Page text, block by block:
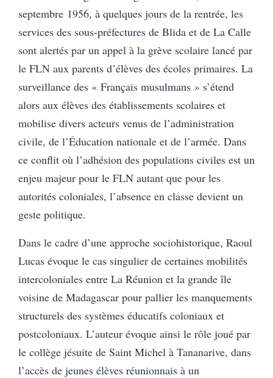
septembre 1956, à quelques jours de la rentrée, les
services des sous-préfectures de Blida et de La Calle
sont alertés par un appel à la grève scolaire lancé par
le FLN aux parents d’élèves des écoles primaires. La
surveillance des « Français musulmans » s’étend
alors aux élèves des établissements scolaires et
mobilise divers acteurs venus de l’administration
civile, de l’Éducation nationale et de l’armée. Dans
ce conflit où l’adhésion des populations civiles est un
enjeu majeur pour le FLN autant que pour les
autorités coloniales, l’absence en classe devient un
geste politique.
Dans le cadre d’une approche sociohistorique, Raoul
Lucas évoque le cas singulier de certaines mobilités
intercoloniales entre La Réunion et la grande île
voisine de Madagascar pour pallier les manquements
structurels des systèmes éducatifs coloniaux et
postcoloniaux. L’auteur évoque ainsi le rôle joué par
le collège jésuite de Saint Michel à Tananarive, dans
l’accès de jeunes élèves réunionnais à un